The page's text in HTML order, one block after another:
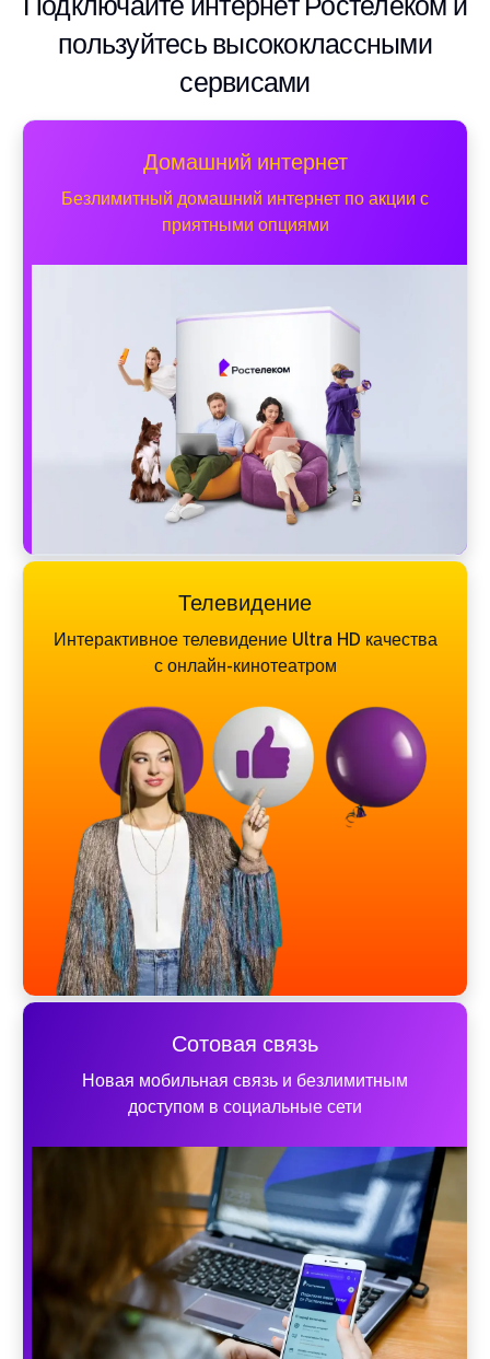
пользуйтесь высококлассными
сервисами
Домашний интернет
Безлимитный домашний интернет по акции с
приятными опциями
Телевидение
Интерактивное телевидение Ultra HD качества
с онлайн-кинотеатром
Сотовая связь
Новая мобильная связь и безлимитным
доступом в социальные сети